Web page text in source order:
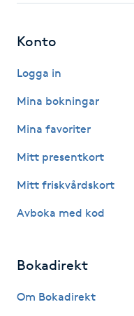
Keratinbehandling
Kinesiologi
Kinesisk medicin
Klangmassage
Konto
Logga in
Mina bokningar
Mina favoriter
Mitt presentkort
Mitt friskvårdskort
Avboka med kod
Bokadirekt
Om Bokadirekt